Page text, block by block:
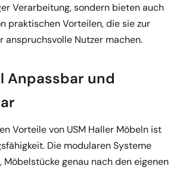
Verarbeitung, sondern bieten auch
praktischen Vorteilen, die sie zur
anspruchsvolle Nutzer machen.
Anpassbar und
Vorteile von USM Haller Möbeln ist
Die modularen Systeme
Möbelstücke genau nach den eigenen